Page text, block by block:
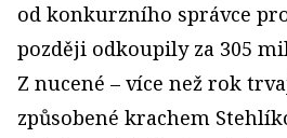
od konkurzního správce
později odkoupily za 305
Z nucené – více než rok
způsobené krachem